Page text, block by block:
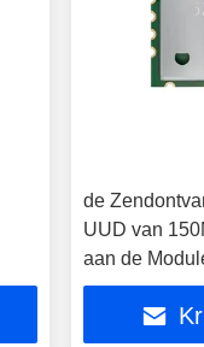
de
UUD van
aan de
WiFi